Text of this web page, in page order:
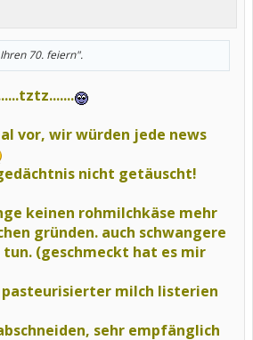
70. feiern".
vor, wir würden jede news
nicht getäuscht!
keinen rohmilchkäse mehr
gründen. auch schwangere
tun. (geschmeckt hat es mir
pasteurisierter milch listerien
sehr empfänglich